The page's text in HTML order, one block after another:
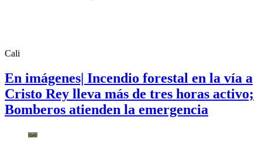
Cali
En imágenes| Incendio forestal en la vía a
Cristo Rey lleva más de tres horas activo;
Bomberos atienden la emergencia